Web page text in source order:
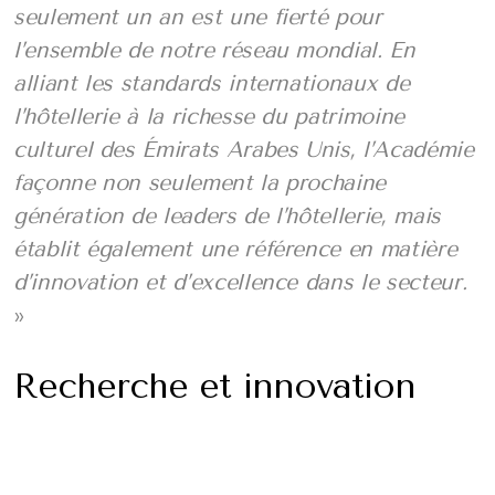
seulement un an est une fierté pour
l’ensemble de notre réseau mondial. En
alliant les standards internationaux de
l’hôtellerie à la richesse du patrimoine
culturel des Émirats Arabes Unis, l’Académie
façonne non seulement la prochaine
génération de leaders de l’hôtellerie, mais
établit également une référence en matière
d’innovation et d’excellence dans le secteur.
»
Recherche et innovation